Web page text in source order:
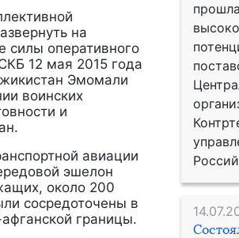
на
силы оперативного
12 мая 2015 года
Эмомали
воинских
и
авиации
эшелон
около 200
сосредоточены в
границы.